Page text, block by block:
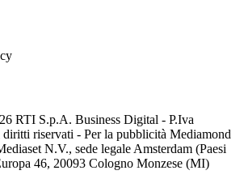
RTI S.p.A. Business Digital - P.Iva
riservati - Per la pubblicità Mediamond
N.V., sede legale Amsterdam (Paesi
46, 20093 Cologno Monzese (MI)